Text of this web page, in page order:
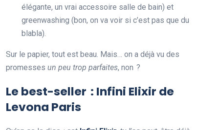
élégante, un vrai accessoire salle de bain) et
greenwashing (bon, on va voir si c’est pas que du
blabla).
Sur le papier, tout est beau. Mais… on a déjà vu des
promesses un peu trop parfaites, non ?
Le best-seller : Infini Elixir de
Levona Paris